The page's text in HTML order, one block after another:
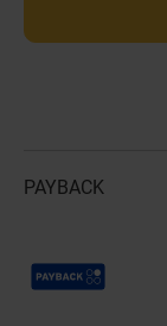
PAYBACK
Payback Punkte